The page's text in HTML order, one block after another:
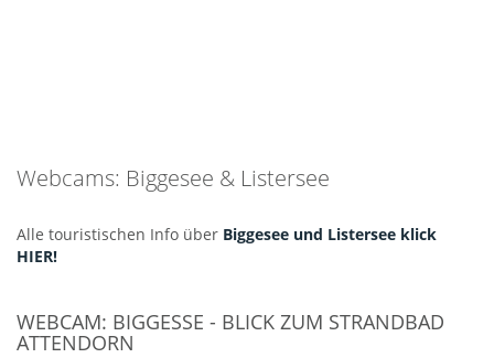
Webcams: Biggesee & Listersee
Alle touristischen Info über Biggesee und Listersee klick
HIER!
WEBCAM: BIGGESSE - BLICK ZUM STRANDBAD
ATTENDORN